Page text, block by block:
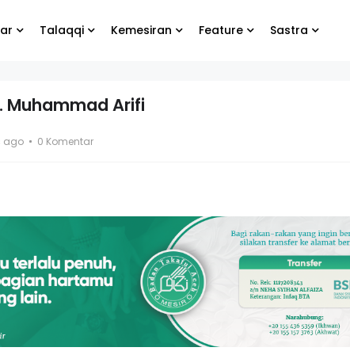
Talaqqi Kemesiran Feature Sastra
Biarlah yang lain
Muhammad Arifi
ago 0 Komentar